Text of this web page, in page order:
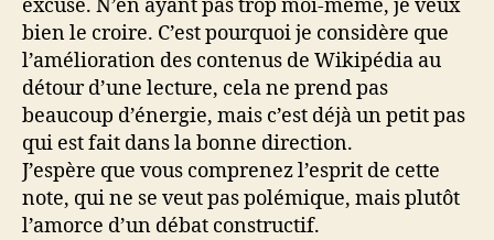
excuse. N’en ayant pas trop moi-même, je veux
bien le croire. C’est pourquoi je considère que
l’amélioration des contenus de Wikipédia au
détour d’une lecture, cela ne prend pas
beaucoup d’énergie, mais c’est déjà un petit pas
qui est fait dans la bonne direction.
J’espère que vous comprenez l’esprit de cette
note, qui ne se veut pas polémique, mais plutôt
l’amorce d’un débat constructif.